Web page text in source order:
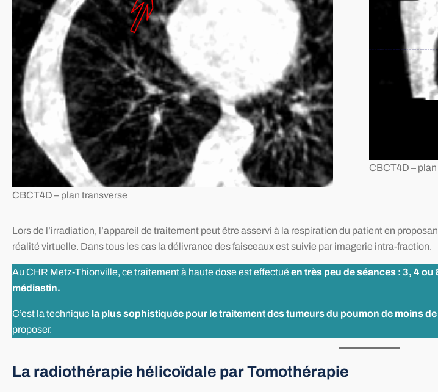
CBCT4D – plan transverse
CBCT4D –
Lors de l’irradiation, l’appareil de traitement peut être asservi à la respiration du patient en
réalité virtuelle. Dans tous les cas la délivrance des faisceaux est suivie par imagerie intra-fraction.
Au CHR Metz-Thionville, ce traitement à haute dose est effectuéen très peu de séances : 3, 4
médiastin.
C’est la technique la plus sophistiquée pour le traitement des tumeurs du poumon de moins de
proposer.
La radiothérapie hélicoïdale par Tomothérapie